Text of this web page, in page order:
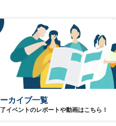
カイブ一覧
イベントのレポートや動画はこちら！